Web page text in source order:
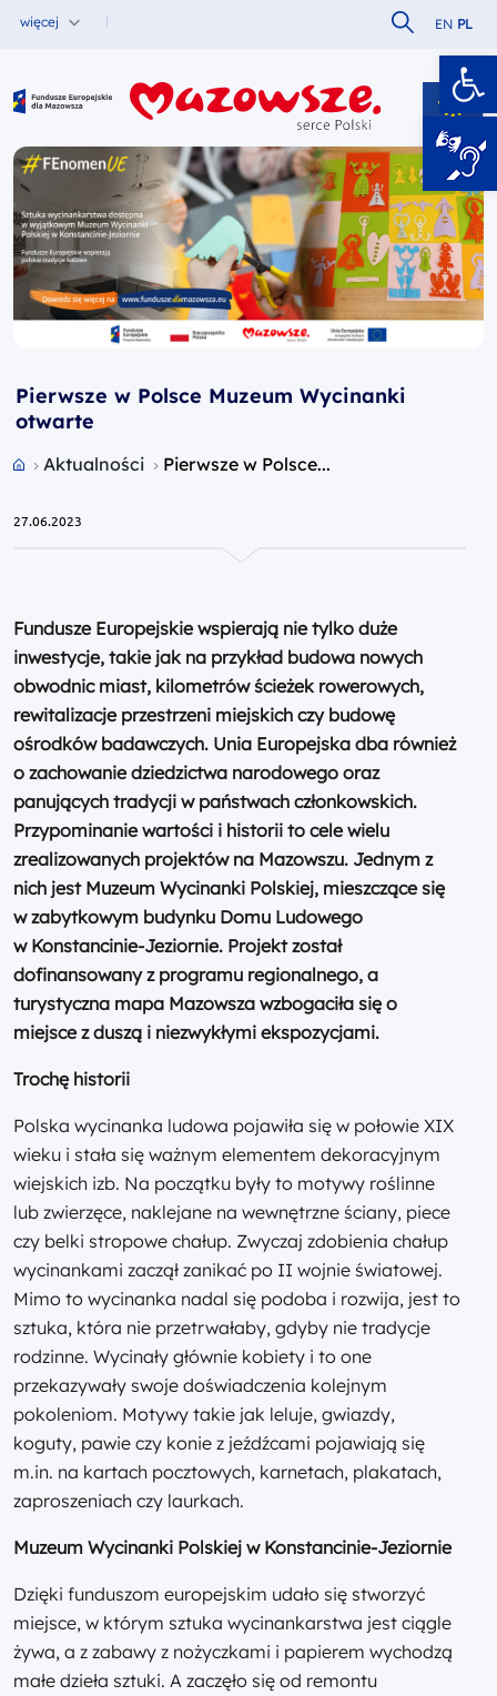
więcej Szukaj w
EN PL
Fundusze Europejskie dla Mazowsza
Pierwsze w Polsce Muzeum Wycinanki
otwarte
Przejdź do strony głównej portalu
Aktualności Pierwsze w Polsce...
27.06.2023
Fundusze Europejskie wspierają nie tylko duże
inwestycje, takie jak na przykład budowa nowych
obwodnic miast, kilometrów ścieżek rowerowych,
rewitalizacje przestrzeni miejskich czy budowę
ośrodków badawczych. Unia Europejska dba również
o zachowanie dziedzictwa narodowego oraz
panujących tradycji w państwach członkowskich.
Przypominanie wartości i historii to cele wielu
zrealizowanych projektów na Mazowszu. Jednym z
nich jest Muzeum Wycinanki Polskiej, mieszczące się
w zabytkowym budynku Domu Ludowego
w Konstancinie-Jeziornie. Projekt został
dofinansowany z programu regionalnego, a
turystyczna mapa Mazowsza wzbogaciła się o
miejsce z duszą i niezwykłymi ekspozycjami.
Trochę historii
Polska wycinanka ludowa pojawiła się w połowie XIX
wieku i stała się ważnym elementem dekoracyjnym
wiejskich izb. Na początku były to motywy roślinne
lub zwierzęce, naklejane na wewnętrzne ściany, piece
czy belki stropowe chałup. Zwyczaj zdobienia chałup
wycinankami zaczął zanikać po II wojnie światowej.
Mimo to wycinanka nadal się podoba i rozwija, jest to
sztuka, która nie przetrwałaby, gdyby nie tradycje
rodzinne. Wycinały głównie kobiety i to one
przekazywały swoje doświadczenia kolejnym
pokoleniom. Motywy takie jak leluje, gwiazdy,
koguty, pawie czy konie z jeźdźcami pojawiają się
m.in. na kartach pocztowych, karnetach, plakatach,
zaproszeniach czy laurkach.
Muzeum Wycinanki Polskiej w Konstancinie-Jeziornie
Dzięki funduszom europejskim udało się stworzyć
miejsce, w którym sztuka wycinankarstwa jest ciągle
żywa, a z zabawy z nożyczkami i papierem wychodzą
małe dzieła sztuki. A zaczęło się od remontu